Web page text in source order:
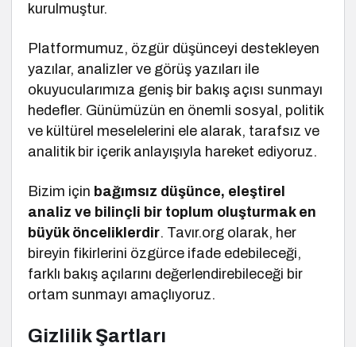
kurulmuştur.
Platformumuz, özgür düşünceyi destekleyen
yazılar, analizler ve görüş yazıları ile
okuyucularımıza geniş bir bakış açısı sunmayı
hedefler. Günümüzün en önemli sosyal, politik
ve kültürel meselelerini ele alarak, tarafsız ve
analitik bir içerik anlayışıyla hareket ediyoruz.
Bizim için bağımsız düşünce, eleştirel
analiz ve bilinçli bir toplum oluşturmak en
büyük önceliklerdir. Tavır.org olarak, her
bireyin fikirlerini özgürce ifade edebileceği,
farklı bakış açılarını değerlendirebileceği bir
ortam sunmayı amaçlıyoruz.
Gizlilik Şartları